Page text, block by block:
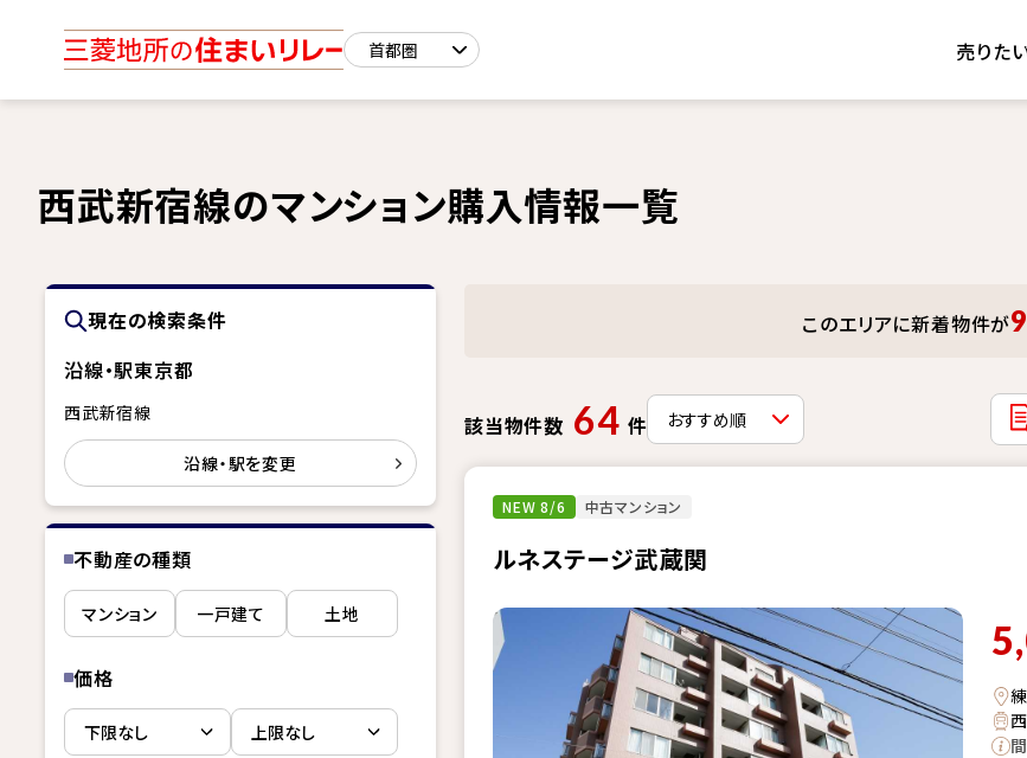
売りた
西武新宿線のマンション購入情報一覧
現在の検索条件
沿線・駅東京都
西武新宿線
沿線・駅を変更
不動産の種類
マンション 一戸建て 土地
価格
このエリアに新着物件が
該当物件数 64 件
NEW 8/6 中古マンション
ルネステージ武蔵関